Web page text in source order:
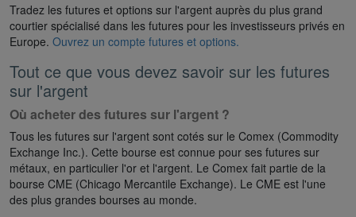
Tradez les futures et options sur l'argent auprès du plus grand
courtier spécialisé dans les futures pour les investisseurs privés en
Europe. Ouvrez un compte futures et options.
Tout ce que vous devez savoir sur les futures
sur l'argent
Où acheter des futures sur l'argent ?
Tous les futures sur l'argent sont cotés sur le Comex (Commodity
Exchange Inc.). Cette bourse est connue pour ses futures sur
métaux, en particulier l'or et l'argent. Le Comex fait partie de la
bourse CME (Chicago Mercantile Exchange). Le CME est l'une
des plus grandes bourses au monde.